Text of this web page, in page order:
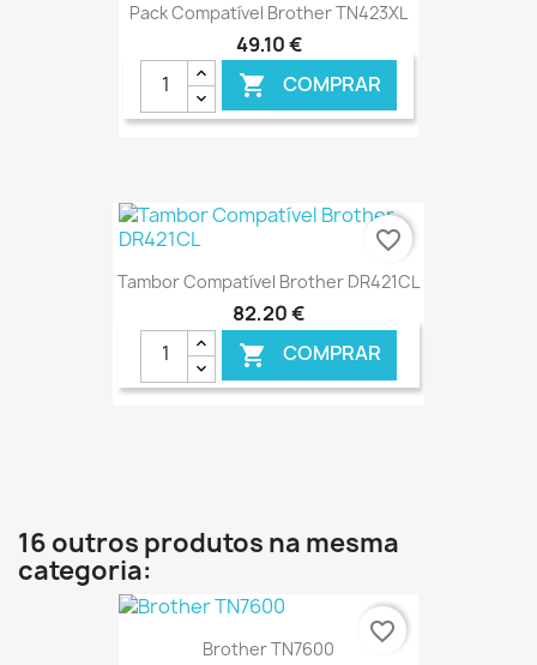
Pack Compatível Brother TN423XL
49,10 €
 COMPRAR
€ ONLINE
Tambor Compatível Brother DR421CL
82,20 €
 COMPRAR
favorite_border
16 outros produtos na mesma
categoria:
Brother TN7600
favorite_border